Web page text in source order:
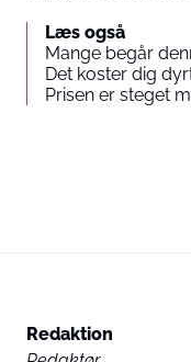
Læs også
Mange begår
Det koster dig
Prisen er steget
Redaktion